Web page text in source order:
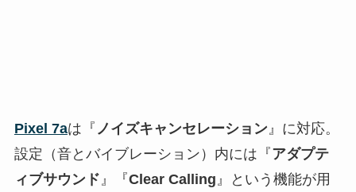
Pixel 7aは『 ノイズキャンセレーション』に対応。
設定（音とバイブレーション）内には『アダプテ
ィブサウンド 』『Clear Calling 』という機能が用